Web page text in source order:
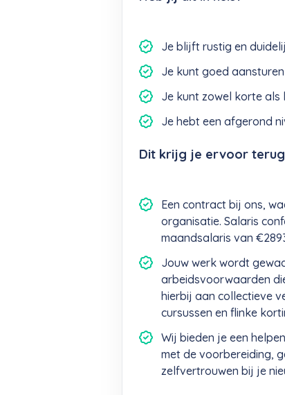
Je blijft rustig en
Je kunt goed
Je kunt zowel korte als
Je hebt een afgerond
Dit krijg je ervoor terug
Een contract bij ons,
organisatie. Salaris
maandsalaris van
Jouw werk wordt
arbeidsvoorwaarden
hierbij aan collectieve
cursussen en flinke
​​​​​​​Wij bieden je een
met de voorbereiding,
zelfvertrouwen bij je